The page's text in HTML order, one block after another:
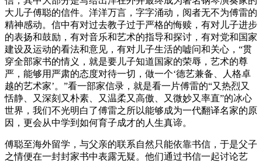
大儿子傅聪的信件。洋洋万言，字字涌动，阅者无不为傅雷的
精神感动。信中有对过去教子过于严格的悔赎，有对儿子进步
的表扬和鼓励，有对音乐和艺术的指导和探讨，有对党和国家
建设及运动的看法和意见，有对儿子生活的嘘问和关心，“贯
穿全部家书的情义，就是要儿子知道国家的荣辱，艺术的尊
严，能够用严肃的态度对待一切，做一个‘德艺兼备、人格卓
越的艺术家’。”看一部家信录，就是看一片傅雷的“又热烈又
恬静、又深刻又朴素、又温柔又高傲、又微妙又率直”的冰心
世界，我们不光明白了傅雷之所以能够成为一代翻译名家的原
因，更会从中学到如何育子成才的人生真谛。
傅聪至海外留学，与父亲的联系自然只能依靠书信，于是父子
之情便在一封封家书中表露无疑。他们通过书信一起讨论艺